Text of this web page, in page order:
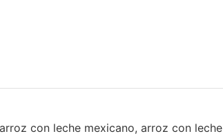
con leche mexicano, arroz con leche